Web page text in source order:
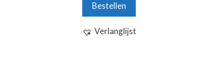
Bestellen
Verlanglijst